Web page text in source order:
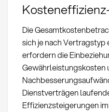
Die
sich je nach
erfordern die
Gewährleistungskosten
Dienstverträgen
Effizienzsteigerungen